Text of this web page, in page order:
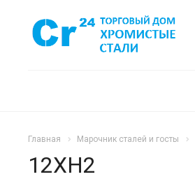
Главная Марочник сталей и госты
12ХН2